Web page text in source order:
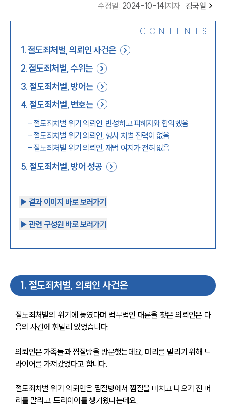
수정일: 2024-10-14 |저자 : 김국일
CONTENTS
1.절도죄처벌, 의뢰인 사건은
2.절도죄처벌, 수위는
3.절도죄처벌, 방어는
4.절도죄처벌, 변호는
- 절도죄처벌 위기 의뢰인, 반성하고 피해자와 합의했음
- 절도죄처벌 위기 의뢰인, 형사 처벌 전력이 없음
- 절도죄처벌 위기 의뢰인, 재범 여지가 전혀 없음
5.절도죄처벌, 방어 성공
▶︎ 결과 이미지 바로 보러가기
▶︎ 관련 구성원 바로 보러가기
1 . 절도죄처벌, 의뢰인 사건은
절도죄처벌의 위기에 놓였다며 법무법인 대륜을 찾은 의뢰인은 다
음의 사건에 휘말려 있었습니다.
의뢰인은 가족들과 찜질방을 방문했는데요, 머리를 말리기 위해 드
라이어를 가져갔었다고 합니다.
절도죄처벌 위기 의뢰인은 찜질방에서 찜질을 마치고 나오기 전 머
리를 말리고, 드라이어를 챙겨왔다는데요,